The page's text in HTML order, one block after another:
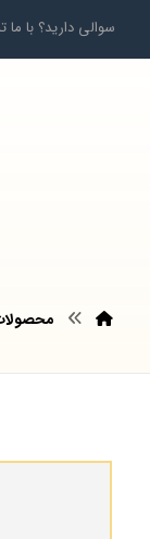
سوالی دارید؟ با